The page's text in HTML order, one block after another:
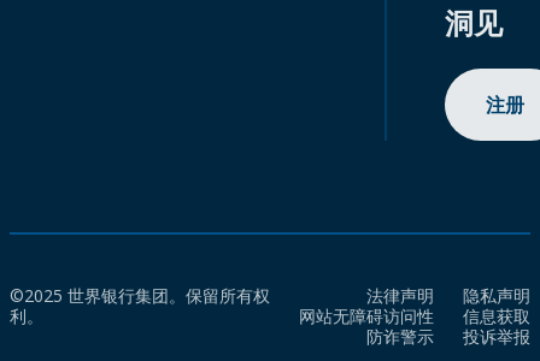
洞见
注册
©2025 世界银行集团。保留所有权
利。
法律声明
隐私声明
网站无障碍访问性
信息获取
防诈警示
投诉举报